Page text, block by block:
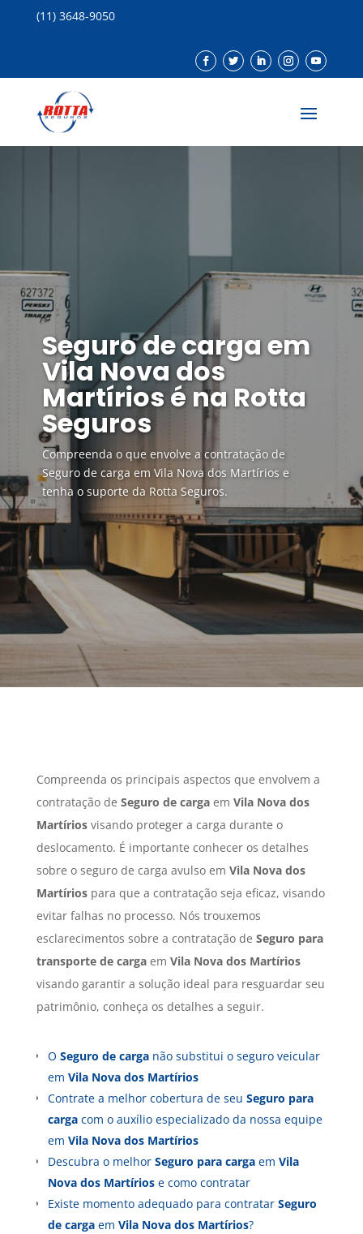
(11) 3648-9050
Seguro de carga em
Vila Nova dos
Martírios é na Rotta
Seguros
Compreenda o que envolve a contratação de
Seguro de carga em Vila Nova dos Martírios e
tenha o suporte da Rotta Seguros.
Compreenda os principais aspectos que envolvem a
contratação de Seguro de cargaem Vila Nova dos
Martíriosvisando proteger a carga durante o
deslocamento. É importante conhecer os detalhes
sobre o seguro de carga avulso em Vila Nova dos
Martíriospara que a contratação seja eficaz, visando
evitar falhas no processo. Nós trouxemos
esclarecimentos sobre a contratação de Seguro para
transporte de cargaem Vila Nova dos Martírios
visando garantir a solução ideal para resguardar seu
patrimônio, conheça os detalhes a seguir.
O Seguro de carganão substitui o seguro veicular
em Vila Nova dos Martírios
Contrate a melhor cobertura de seu Seguro para
cargacom o auxílio especializado da nossa equipe
em Vila Nova dos Martírios
Descubra o melhor Seguro para cargaem Vila
Nova dos Martíriose como contratar
Existe momento adequado para contratar Seguro
de cargaem Vila Nova dos Martírios?